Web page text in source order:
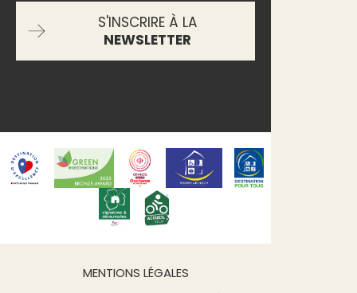
S'INSCRIRE À LA
NEWSLETTER
MENTIONS LÉGALES